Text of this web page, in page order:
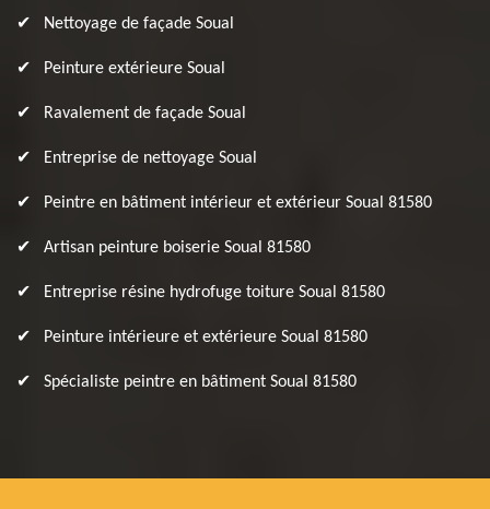
Nettoyage de façade Soual
Peinture extérieure Soual
Ravalement de façade Soual
Entreprise de nettoyage Soual
Peintre en bâtiment intérieur et extérieur Soual 81580
Artisan peinture boiserie Soual 81580
Entreprise résine hydrofuge toiture Soual 81580
Peinture intérieure et extérieure Soual 81580
Spécialiste peintre en bâtiment Soual 81580